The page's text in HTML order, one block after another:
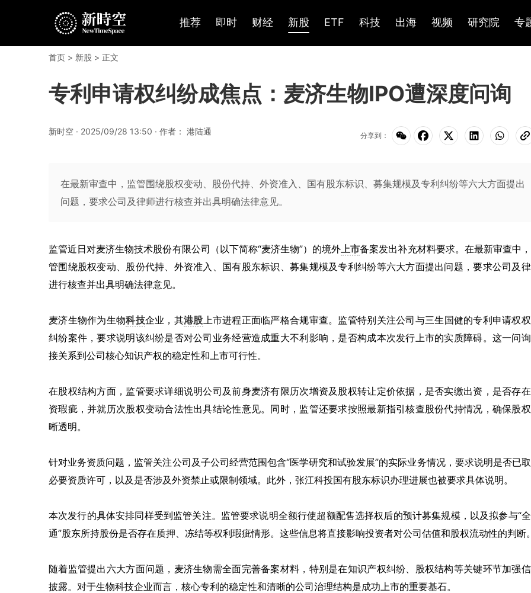
推荐 即时 财经 新股 ETF 科技 出海 视频 研究院 专
首页 > 新股 > 正文
专利申请权纠纷成焦点：麦济生物IPO遭深度问询
新时空 · 2025/09/28 13:50 · 作者： 港陆通 分享到：
在最新审查中，监管围绕股权变动、股份代持、外资准入、国有股东标识、募集规模及专利纠纷等六大方面提出
问题，要求公司及律师进行核查并出具明确法律意见。
监管近日对麦济生物技术股份有限公司（以下简称“麦济生物”）的境外上市备案发出补充材料要求。在最新审查中
管围绕股权变动、股份代持、外资准入、国有股东标识、募集规模及专利纠纷等六大方面提出问题，要求公司及
进行核查并出具明确法律意见。
麦济生物作为生物科技企业，其港股上市进程正面临严格合规审查。监管特别关注公司与三生国健的专利申请权
纠纷案件，要求说明该纠纷是否对公司业务经营造成重大不利影响，是否构成本次发行上市的实质障碍。这一问
接关系到公司核心知识产权的稳定性和上市可行性。
在股权结构方面，监管要求详细说明公司及前身麦济有限历次增资及股权转让定价依据，是否实缴出资，是否存
资瑕疵，并就历次股权变动合法性出具结论性意见。同时，监管还要求按照最新指引核查股份代持情况，确保股
晰透明。
针对业务资质问题，监管关注公司及子公司经营范围包含“医学研究和试验发展”的实际业务情况，要求说明是否已
必要资质许可，以及是否涉及外资禁止或限制领域。此外，张江科投国有股东标识办理进展也被要求具体说明。
本次发行的具体安排同样受到监管关注。监管要求说明全额行使超额配售选择权后的预计募集规模，以及拟参与“
通”股东所持股份是否存在质押、冻结等权利瑕疵情形。这些信息将直接影响投资者对公司估值和股权流动性的判断。
随着监管提出六大方面问题，麦济生物需全面完善备案材料，特别是在知识产权纠纷、股权结构等关键环节加强
披露。对于生物科技企业而言，核心专利的稳定性和清晰的公司治理结构是成功上市的重要基石。